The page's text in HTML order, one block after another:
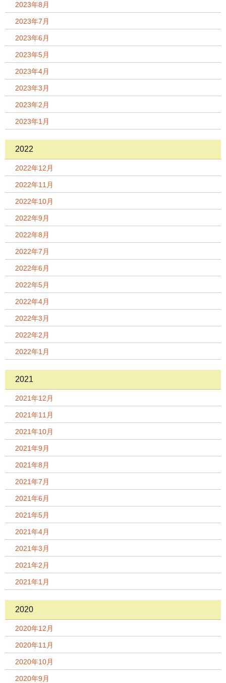
2023年8月
2023年7月
2023年6月
2023年5月
2023年4月
2023年3月
2023年2月
2023年1月
2022
2022年12月
2022年11月
2022年10月
2022年9月
2022年8月
2022年7月
2022年6月
2022年5月
2022年4月
2022年3月
2022年2月
2022年1月
2021
2021年12月
2021年11月
2021年10月
2021年9月
2021年8月
2021年7月
2021年6月
2021年5月
2021年4月
2021年3月
2021年2月
2021年1月
2020
2020年12月
2020年11月
2020年10月
2020年9月